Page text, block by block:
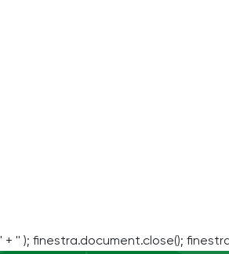
' + '' ); finestra.document.close();